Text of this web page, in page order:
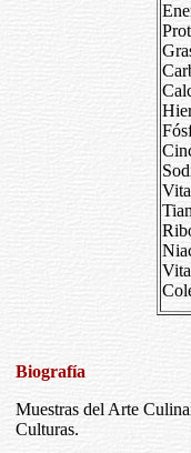
Biografía
Muestras del Arte
Culturas.